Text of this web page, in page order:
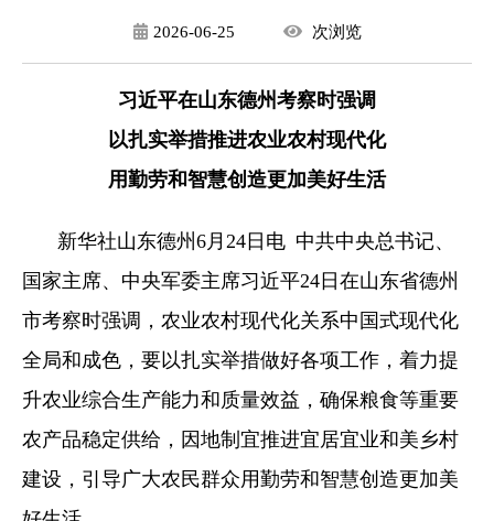
2026-06-25 次浏览
习近平在山东德州考察时强调
以扎实举措推进农业农村现代化
用勤劳和智慧创造更加美好生活
新华社山东德州6月24日电 中共中央总书记、
国家主席、中央军委主席习近平24日在山东省德州
市考察时强调，农业农村现代化关系中国式现代化
全局和成色，要以扎实举措做好各项工作，着力提
升农业综合生产能力和质量效益，确保粮食等重要
农产品稳定供给，因地制宜推进宜居宜业和美乡村
建设，引导广大农民群众用勤劳和智慧创造更加美